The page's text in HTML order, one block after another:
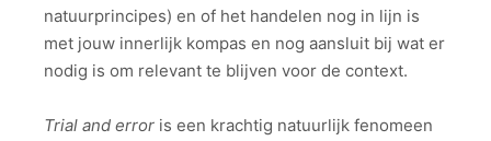
natuurprincipes) en of het handelen nog in lijn is
met jouw innerlijk kompas en nog aansluit bij wat er
nodig is om relevant te blijven voor de context.
Trial and error is een krachtig natuurlijk fenomeen